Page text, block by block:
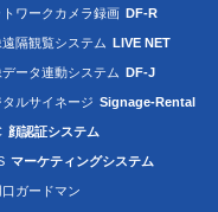
トワークカメラ録画 DF-R
隔観覧システム LIVE NET
ータ連動システム DF-J
ルサイネージ Signage-Rental
顔認証システム
マーケティングシステム
ガードマン